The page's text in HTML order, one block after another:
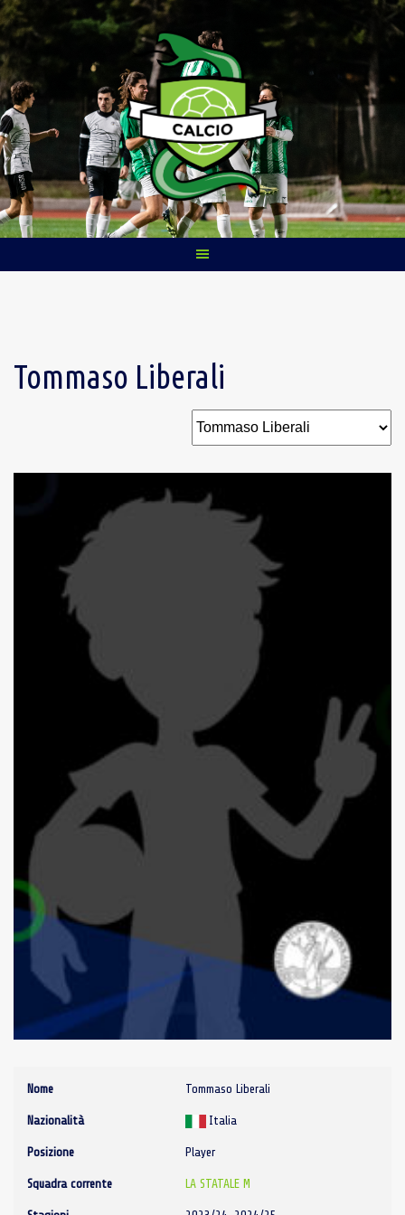
Skip
to
content
Tommaso Liberali
Nome Tommaso Liberali
Nazionalità Italia
Posizione Player
Squadra corrente LA STATALE M